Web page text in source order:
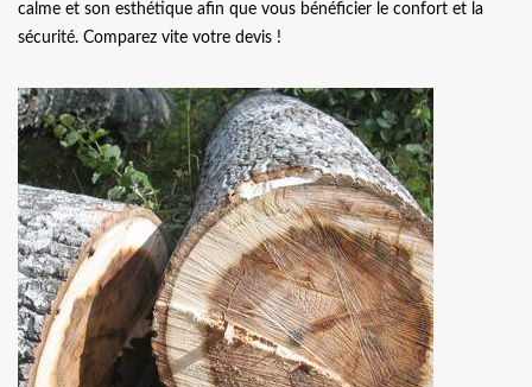
calme et son esthétique afin que vous bénéficier le confort et la
sécurité. Comparez vite votre devis !